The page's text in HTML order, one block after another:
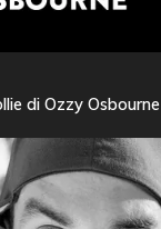
di Ozzy Osbourne